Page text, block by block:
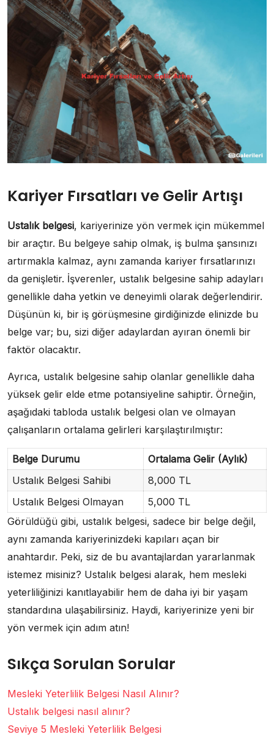
Kariyer Fırsatları ve Gelir Artışı
Ustalık belgesi, kariyerinize yön vermek için mükemmel
bir araçtır. Bu belgeye sahip olmak, iş bulma şansınızı
artırmakla kalmaz, aynı zamanda kariyer fırsatlarınızı
da genişletir. İşverenler, ustalık belgesine sahip adayları
genellikle daha yetkin ve deneyimli olarak değerlendirir.
Düşünün ki, bir iş görüşmesine girdiğinizde elinizde bu
belge var; bu, sizi diğer adaylardan ayıran önemli bir
faktör olacaktır.
Ayrıca, ustalık belgesine sahip olanlar genellikle daha
yüksek gelir elde etme potansiyeline sahiptir. Örneğin,
aşağıdaki tabloda ustalık belgesi olan ve olmayan
çalışanların ortalama gelirleri karşılaştırılmıştır:
Belge Durumu
Ortalama Gelir (Aylık)
Ustalık Belgesi Sahibi
8,000 TL
Ustalık Belgesi Olmayan
5,000 TL
Görüldüğü gibi, ustalık belgesi, sadece bir belge değil,
aynı zamanda kariyerinizdeki kapıları açan bir
anahtardır. Peki, siz de bu avantajlardan yararlanmak
istemez misiniz? Ustalık belgesi alarak, hem mesleki
yeterliliğinizi kanıtlayabilir hem de daha iyi bir yaşam
standardına ulaşabilirsiniz. Haydi, kariyerinize yeni bir
yön vermek için adım atın!
Sıkça Sorulan Sorular
Mesleki Yeterlilik Belgesi Nasıl Alınır?
Ustalık belgesi nasıl alınır?
Seviye 5 Mesleki Yeterlilik Belgesi